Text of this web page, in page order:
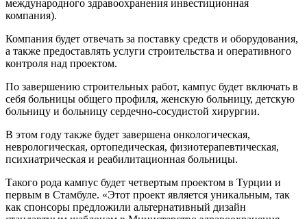
международного здравоохранения инвестиционная
компания).
Компания будет отвечать за поставку средств и оборудования,
а также предоставлять услуги строительства и оперативного
контроля над проектом.
По завершению строительных работ, кампус будет включать в
себя больницы общего профиля, женскую больницу, детскую
больницу и больницу сердечно-сосудистой хирургии.
В этом году также будет завершена онкологическая,
неврологическая, ортопедическая, физиотерапевтическая,
психиатрическая и реабилитационная больницы.
Такого рода кампус будет четвертым проектом в Турции и
первым в Стамбуле. «Этот проект является уникальным, так
как спонсоры предложили альтернативный дизайн